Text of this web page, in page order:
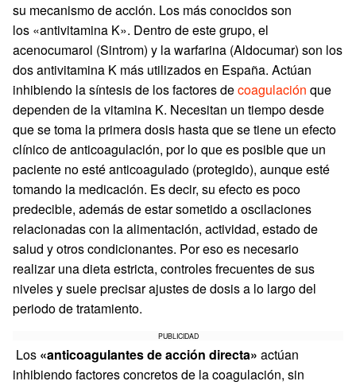
su mecanismo de acción. Los más conocidos son
los «antivitamina K». Dentro de este grupo, el
acenocumarol (Sintrom) y la warfarina (Aldocumar) son los
dos antivitamina K más utilizados en España. Actúan
inhibiendo la síntesis de los factores decoagulación que
dependen de la vitamina K. Necesitan un tiempo desde
que se toma la primera dosis hasta que se tiene un efecto
clínico de anticoagulación, por lo que es posible que un
paciente no esté anticoagulado (protegido), aunque esté
tomando la medicación. Es decir, su efecto es poco
predecible, además de estar sometido a oscilaciones
relacionadas con la alimentación, actividad, estado de
salud y otros condicionantes. Por eso es necesario
realizar una dieta estricta, controles frecuentes de sus
niveles y suele precisar ajustes de dosis a lo largo del
periodo de tratamiento.
PUBLICIDAD
Los «anticoagulantes de acción directa» actúan
inhibiendo factores concretos de la coagulación, sin